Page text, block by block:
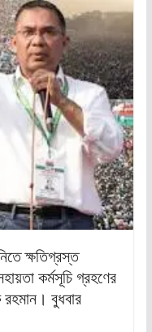
ক্ষতিগ্রস্ত
কর্মসূচি গ্রহণের
রহমান। বুধবার